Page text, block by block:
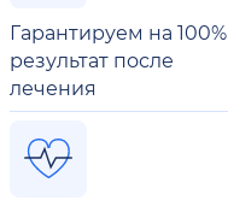
Гарантируем на 100%
результат после
лечения